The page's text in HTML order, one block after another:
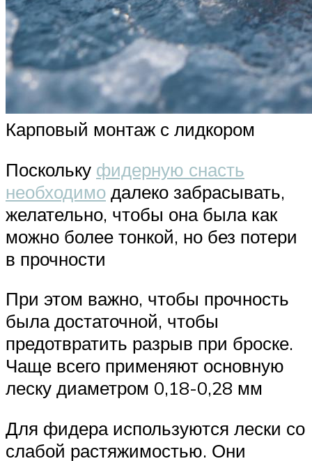
Карповый монтаж с лидкором
Поскольку фидерную снасть
необходимо далеко забрасывать,
желательно, чтобы она была как
можно более тонкой, но без потери
в прочности
При этом важно, чтобы прочность
была достаточной, чтобы
предотвратить разрыв при броске.
Чаще всего применяют основную
леску диаметром 0,18-0,28 мм
Для фидера используются лески со
слабой растяжимостью. Они